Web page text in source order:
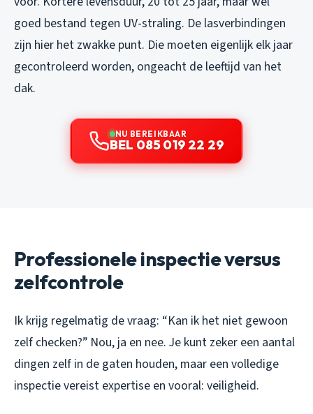
goed bestand tegen UV-straling. De lasverbindingen
zijn hier het zwakke punt. Die moeten eigenlijk elk jaar
gecontroleerd worden, ongeacht de leeftijd van het
dak.
NU BEREIKBAAR
BEL 085 019 22 29
Professionele inspectie versus
zelfcontrole
Ik krijg regelmatig de vraag: “Kan ik het niet gewoon
zelf checken?” Nou, ja en nee. Je kunt zeker een aantal
dingen zelf in de gaten houden, maar een volledige
inspectie vereist expertise en vooral: veiligheid.